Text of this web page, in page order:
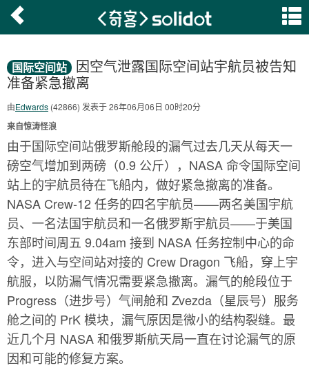
国际空间站
因空气泄露国际空间站宇航员被告知
准备紧急撤离
由Edwards (42866) 发表于 26年06月06日 00时20分
来自惊涛怪浪
由于国际空间站俄罗斯舱段的漏气过去几天从每天一
磅空气增加到两磅（0.9 公斤），NASA 命令国际空间
站上的宇航员待在飞船内，做好紧急撤离的准备。
NASA Crew-12 任务的四名宇航员——两名美国宇航
员、一名法国宇航员和一名俄罗斯宇航员——于美国
东部时间周五 9.04am 接到 NASA 任务控制中心的命
令，进入与空间站对接的 Crew Dragon 飞船，穿上宇
航服，以防漏气情况需要紧急撤离。漏气的舱段位于
Progress（进步号）气闸舱和 Zvezda（星辰号）服务
舱之间的 PrK 模块，漏气原因是微小的结构裂缝。最
近几个月 NASA 和俄罗斯航天局一直在讨论漏气的原
因和可能的修复方案。